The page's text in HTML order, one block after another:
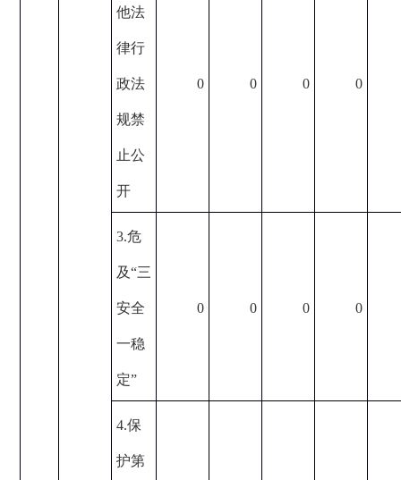
他法
律行
政法
规禁
止公
开
0 0 0 0
3.危
及“三
安全
一稳
定”
0 0 0 0
4.保
护第